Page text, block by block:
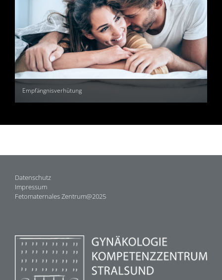
Empfängnisverhütung
Datenschutz
Impressum
Fetomaternales Zentrum@2025